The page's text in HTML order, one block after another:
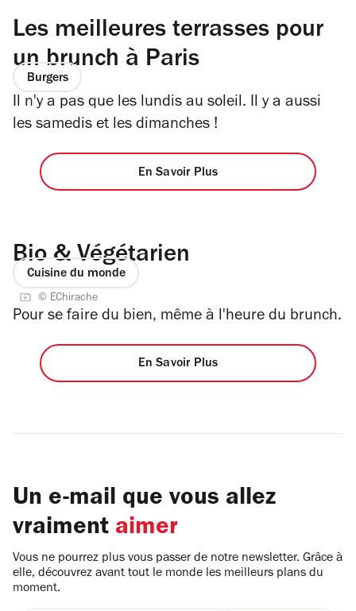
Les meilleures terrasses pour
un brunch à Paris
Burgers
Il n'y a pas que les lundis au soleil. Il y a aussi
les samedis et les dimanches !
En Savoir Plus
Bio & Végétarien
Cuisine du monde
© EChirache
Pour se faire du bien, même à l'heure du brunch.
En Savoir Plus
Un e-mail que vous allez
vraiment aimer
Vous ne pourrez plus vous passer de notre newsletter. Grâce à
elle, découvrez avant tout le monde les meilleurs plans du
moment.